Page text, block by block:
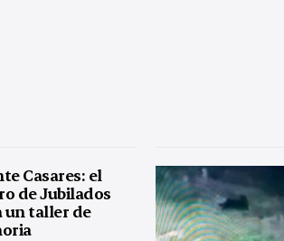
Casares: el
de Jubilados
un taller de